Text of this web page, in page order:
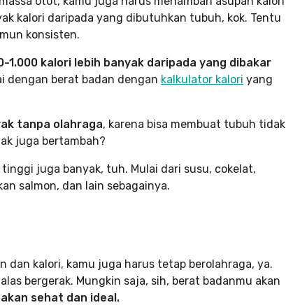
kalori daripada yang dibutuhkan tubuh, kok. Tentu
konsisten.
1.000 kalori lebih banyak daripada yang dibakar
dengan berat badan dengan kalkulator kalori yang
tanpa olahraga, karena bisa membuat tubuh tidak
juga bertambah?
juga banyak, tuh. Mulai dari susu, cokelat,
salmon, dan lain sebagainya.
kalori, kamu juga harus tetap berolahraga, ya.
bergerak. Mungkin saja, sih, berat badanmu akan
sehat dan ideal.